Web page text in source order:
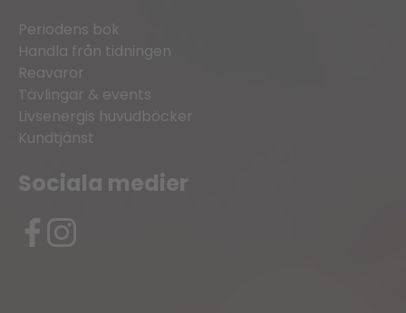
Periodens bok
Handla från tidningen
Reavaror
Tävlingar & events
Livsenergis huvudböcker
Kundtjänst
Sociala medier